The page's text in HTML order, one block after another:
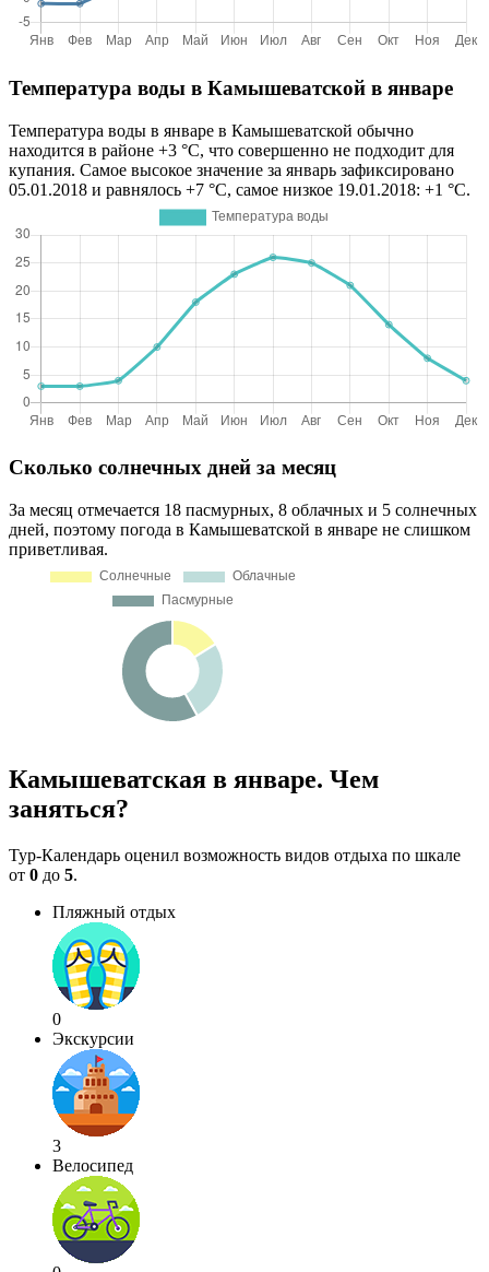
Температура воды в Камышеватской в январе
Температура воды в январе в Камышеватской обычно
находится в районе +3 °C, что совершенно не подходит для
купания. Самое высокое значение за январь зафиксировано
05.01.2018 и равнялось +7 °C, самое низкое 19.01.2018: +1 °C.
Сколько солнечных дней за месяц
За месяц отмечается 18 пасмурных, 8 облачных и 5 солнечных
дней, поэтому погода в Камышеватской в январе не слишком
приветливая.
Камышеватская в январе. Чем
заняться?
Тур-Календарь оценил возможность видов отдыха по шкале
от 0 до 5.
Пляжный отдых
0
Экскурсии
3
Велосипед